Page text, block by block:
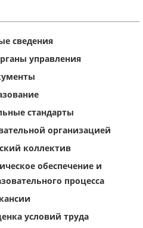
сведения
управления
стандарты
организацией
коллектив
обеспечение и
процесса
условий труда